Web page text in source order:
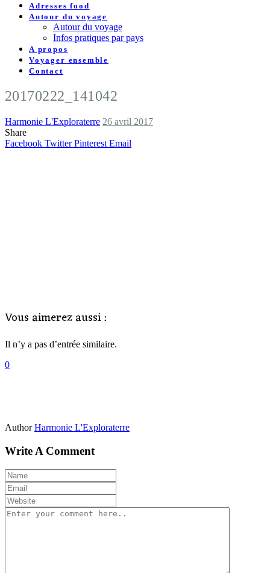
Adresses food
Autour du voyage
Autour du voyage
Infos pratiques par pays
A propos
Voyager ensemble
Contact
20170222_141042
Harmonie L'Exploraterre 26 avril 2017
Share
Facebook Twitter Pinterest Email
Vous aimerez aussi :
Il n’y a pas d’entrée similaire.
0
Author Harmonie L'Exploraterre
Write A Comment